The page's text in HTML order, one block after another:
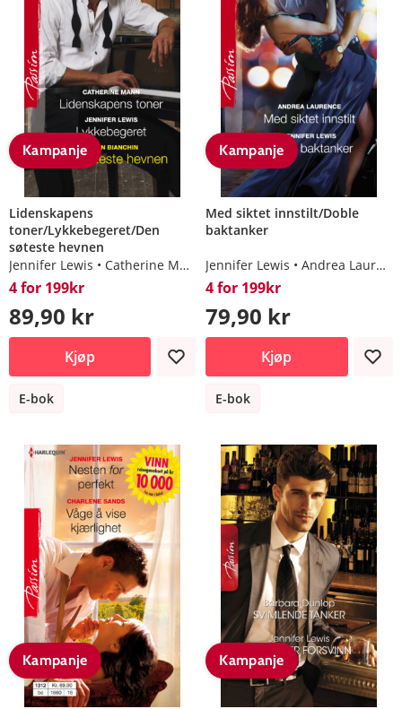
Kampanje
Lidenskapens
toner/Lykkebegeret/Den
søteste hevnen
Jennifer Lewis
Catherine Mann Helen Bianchin
4 for 199kr
89,90 kr
Kjøp
E-bok
Kampanje
Med siktet innstilt/Doble
baktanker
Jennifer Lewis Andrea Laurence
4 for 199kr
79,90 kr
Kjøp
E-bok
Kampanje Kampanje